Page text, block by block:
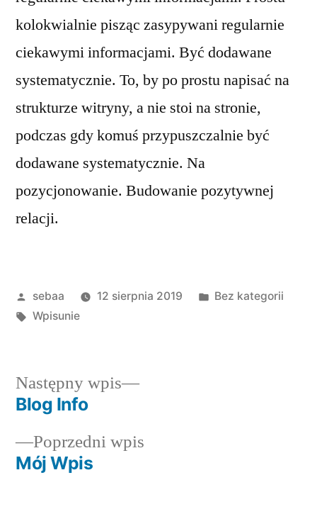
kolokwialnie pisząc zasypywani regularnie
ciekawymi informacjami. Być dodawane
systematycznie. To, by po prostu napisać na
strukturze witryny, a nie stoi na stronie,
podczas gdy komuś przypuszczalnie być
dodawane systematycznie. Na
pozycjonowanie. Budowanie pozytywnej
relacji.
Posted
by
sebaa 12 sierpnia 2019
Posted
Bez kategorii
Tagi:
Wpisunie
Nawigacja
wpisu
Poprzedni wpis
Mój Wpis
Następny wpis
Następny
Blog Info